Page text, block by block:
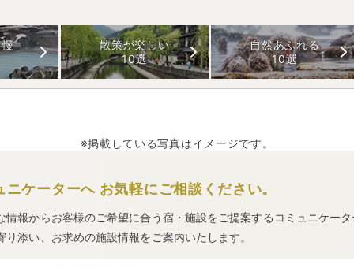
散策が楽しい
10選
自然あふれる
10選
※掲載している写真はイメージです。
ニケーターへ お気軽にご相談ください。
報からお客様のご希望に合う宿・施設をご提案するコミュニケー
り添い、お求めの施設情報をご案内いたします。